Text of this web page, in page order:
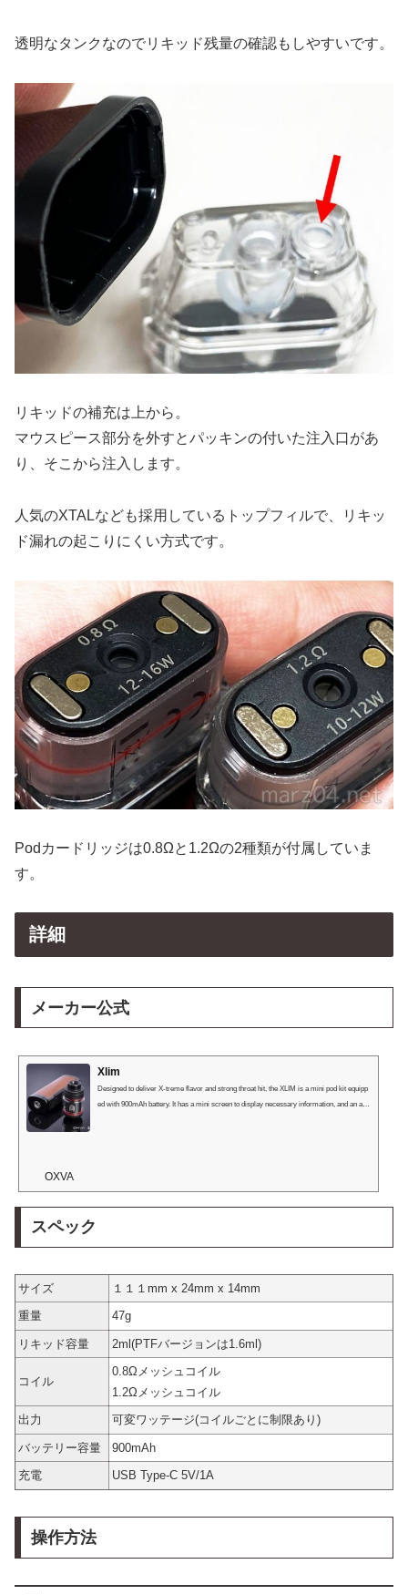
透明なタンクなのでリキッド残量の確認もしやすいです。
リキッドの補充は上から。
マウスピース部分を外すとパッキンの付いた注入口があ
り、そこから注入します。
人気のXTALなども採用しているトップフィルで、リキッ
ド漏れの起こりにくい方式です。
Podカードリッジは0.8Ωと1.2Ωの2種類が付属していま
す。
詳細
メーカー公式
Xlim
Designed to deliver X-treme flavor and strong throat hit, the XLIM is a mini pod kit equipp
ed with 900mAh battery. It has a mini screen to display necessary information, and an airfl
OXVA
スペック
サイズ
１１１mm x 24mm x 14mm
重量
47g
リキッド容量 2ml(PTFバージョンは1.6ml)
コイル
0.8Ωメッシュコイル
1.2Ωメッシュコイル
出力
可変ワッテージ(コイルごとに制限あり)
バッテリー容量
900mAh
充電
USB Type-C 5V/1A
操作方法